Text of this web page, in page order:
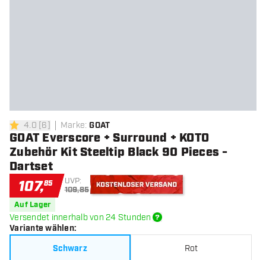
4 Bewertungssterne
4.0 [6] Marke: GOAT
GOAT Everscore + Surround + KOTO
Zubehör Kit Steeltip Black 90 Pieces -
Dartset
107,85 UVP:
109,85
Auf Lager
Versendet innerhalb von 24 Stunden
Variante wählen:
Schwarz
Rot